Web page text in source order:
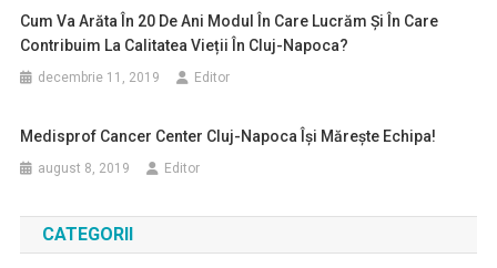
Cum Va Arăta În 20 De Ani Modul În Care Lucrăm Și În Care
Contribuim La Calitatea Vieții În Cluj-Napoca?
decembrie 11, 2019 Editor
Medisprof Cancer Center Cluj-Napoca Își Mărește Echipa!
august 8, 2019 Editor
CATEGORII